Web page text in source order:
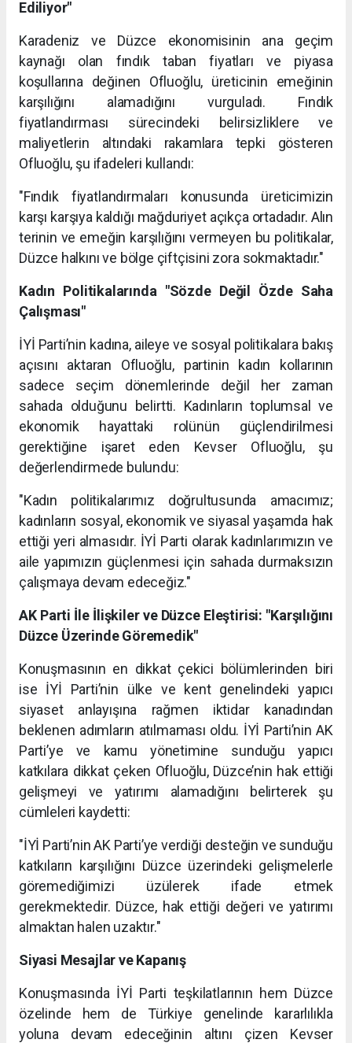
Ediliyor"
Karadeniz ve Düzce ekonomisinin ana geçim
kaynağı olan fındık taban fiyatları ve piyasa
koşullarına değinen Ofluoğlu, üreticinin emeğinin
karşılığını alamadığını vurguladı. Fındık
fiyatlandırması sürecindeki belirsizliklere ve
maliyetlerin altındaki rakamlara tepki gösteren
Ofluoğlu, şu ifadeleri kullandı:
"Fındık fiyatlandırmaları konusunda üreticimizin
karşı karşıya kaldığı mağduriyet açıkça ortadadır. Alın
terinin ve emeğin karşılığını vermeyen bu politikalar,
Düzce halkını ve bölge çiftçisini zora sokmaktadır."
Kadın Politikalarında "Sözde Değil Özde Saha
Çalışması"
İYİ Parti’nin kadına, aileye ve sosyal politikalara bakış
açısını aktaran Ofluoğlu, partinin kadın kollarının
sadece seçim dönemlerinde değil her zaman
sahada olduğunu belirtti. Kadınların toplumsal ve
ekonomik hayattaki rolünün güçlendirilmesi
gerektiğine işaret eden Kevser Ofluoğlu, şu
değerlendirmede bulundu:
"Kadın politikalarımız doğrultusunda amacımız;
kadınların sosyal, ekonomik ve siyasal yaşamda hak
ettiği yeri almasıdır. İYİ Parti olarak kadınlarımızın ve
aile yapımızın güçlenmesi için sahada durmaksızın
çalışmaya devam edeceğiz."
AK Parti İle İlişkiler ve Düzce Eleştirisi: "Karşılığını
Düzce Üzerinde Göremedik"
Konuşmasının en dikkat çekici bölümlerinden biri
ise İYİ Parti’nin ülke ve kent genelindeki yapıcı
siyaset anlayışına rağmen iktidar kanadından
beklenen adımların atılmaması oldu. İYİ Parti’nin AK
Parti’ye ve kamu yönetimine sunduğu yapıcı
katkılara dikkat çeken Ofluoğlu, Düzce’nin hak ettiği
gelişmeyi ve yatırımı alamadığını belirterek şu
cümleleri kaydetti:
"İYİ Parti’nin AK Parti’ye verdiği desteğin ve sunduğu
katkıların karşılığını Düzce üzerindeki gelişmelerle
göremediğimizi üzülerek ifade etmek
gerekmektedir. Düzce, hak ettiği değeri ve yatırımı
almaktan halen uzaktır."
Siyasi Mesajlar ve Kapanış
Konuşmasında İYİ Parti teşkilatlarının hem Düzce
özelinde hem de Türkiye genelinde kararlılıkla
yoluna devam edeceğinin altını çizen Kevser